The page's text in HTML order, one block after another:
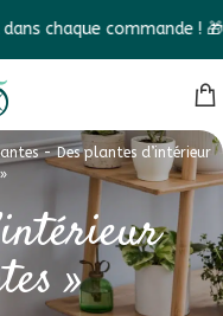
commande ! 🎁✨
-Des plantes d’intérieur
»